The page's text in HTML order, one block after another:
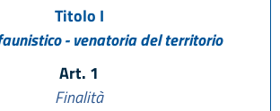
Titolo I
- venatoria del territorio
Art. 1
Finalità